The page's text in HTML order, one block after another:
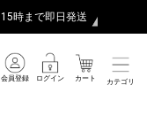
15時まで即日発送
会員登録 ログイン カート カテゴリ